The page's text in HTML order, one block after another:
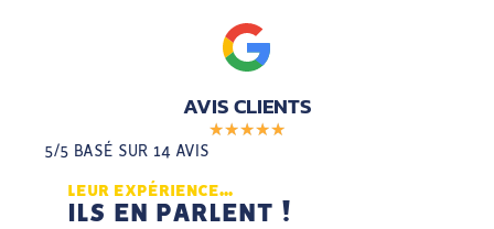
AVIS CLIENTS
★★★★★
5/5 BASÉ SUR 14 AVIS
LEUR EXPÉRIENCE...
ILS EN PARLENT !